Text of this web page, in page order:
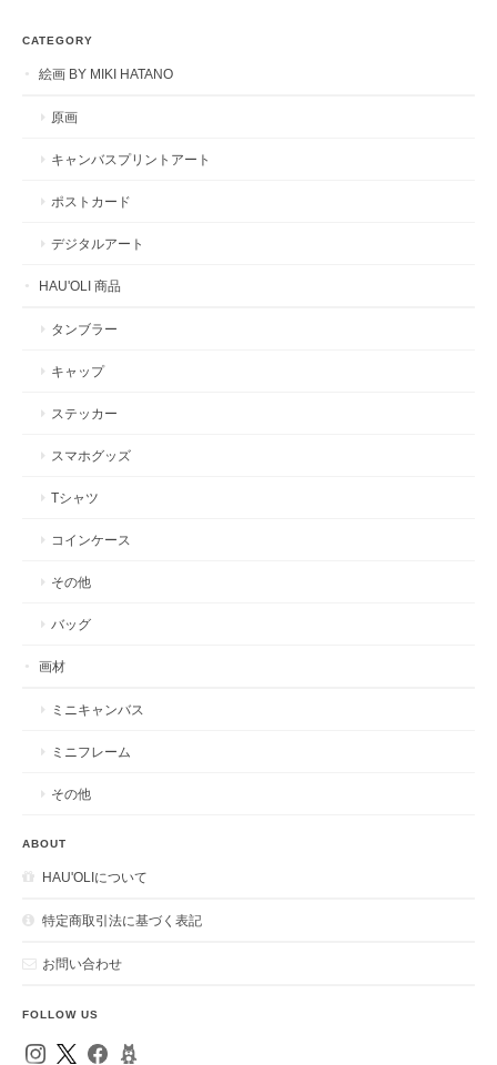
CATEGORY
絵画 BY MIKI HATANO
原画
キャンバスプリントアート
ポストカード
デジタルアート
HAU'OLI 商品
タンブラー
キャップ
ステッカー
スマホグッズ
Tシャツ
コインケース
その他
バッグ
画材
ミニキャンバス
ミニフレーム
その他
ABOUT
HAU'OLIについて
特定商取引法に基づく表記
お問い合わせ
FOLLOW US